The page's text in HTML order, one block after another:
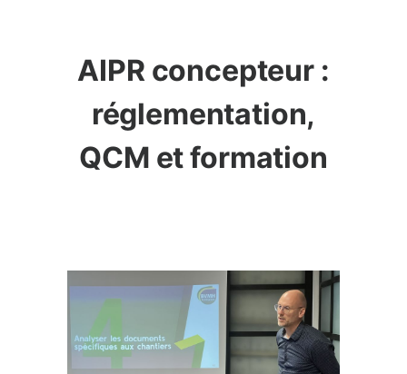
AIPR concepteur :
réglementation,
QCM et formation